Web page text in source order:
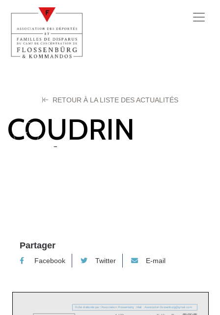
RETOUR À LA LISTE DES ACTUALITÉS
COUDRIN
Andre
Partager
Facebook Twitter E-mail